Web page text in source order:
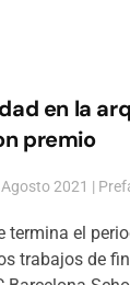
en la
premio
2021 |
termina el
trabajos de